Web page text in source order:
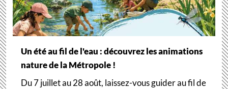
Un été au fil de l'eau : découvrez les animations
nature de la Métropole !
Du 7 juillet au 28 août, laissez-vous guider au fil de